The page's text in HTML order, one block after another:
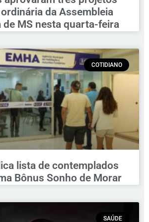
da Assembleia
de MS nesta quarta-feira
COTIDIANO
lista de contemplados
Bônus Sonho de Morar
SAÚDE